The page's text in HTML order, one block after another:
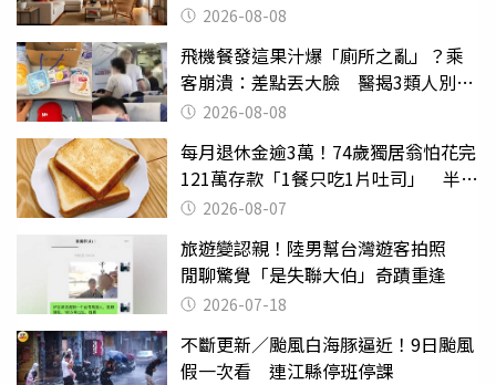
2026-08-08
飛機餐發這果汁爆「廁所之亂」？乘
客崩潰：差點丟大臉 醫揭3類人別亂
喝 2026-08-08
每月退休金逾3萬！74歲獨居翁怕花完
121萬存款「1餐只吃1片吐司」 半年
後暴瘦嚇壞女兒
2026-08-07
旅遊變認親！陸男幫台灣遊客拍照
閒聊驚覺「是失聯大伯」奇蹟重逢
2026-07-18
不斷更新／颱風白海豚逼近！9日颱風
假一次看 連江縣停班停課